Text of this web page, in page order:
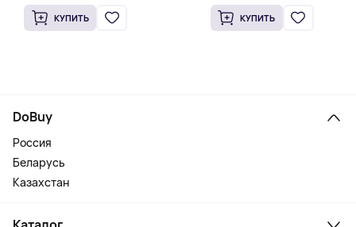
КУПИТЬ КУПИТЬ
DoBuy
Россия
Беларусь
Казахстан